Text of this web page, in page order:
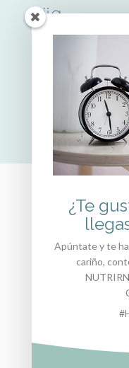
hija
Esta empresa es
¿Te
Apúntate y te
cariño,